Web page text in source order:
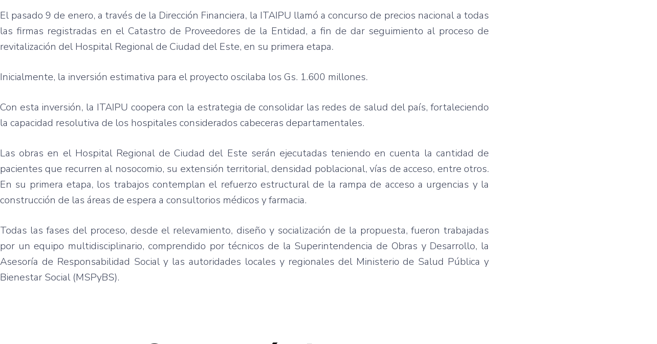
El pasado 9 de enero, a través de la Dirección Financiera, la ITAIPU llamó a concurso de precios nacional a todas
las firmas registradas en el Catastro de Proveedores de la Entidad, a fin de dar seguimiento al proceso de
revitalización del Hospital Regional de Ciudad del Este, en su primera etapa.
Inicialmente, la inversión estimativa para el proyecto oscilaba los Gs. 1.600 millones.
Con esta inversión, la ITAIPU coopera con la estrategia de consolidar las redes de salud del país, fortaleciendo
la capacidad resolutiva de los hospitales considerados cabeceras departamentales.
Las obras en el Hospital Regional de Ciudad del Este serán ejecutadas teniendo en cuenta la cantidad de
pacientes que recurren al nosocomio, su extensión territorial, densidad poblacional, vías de acceso, entre otros.
En su primera etapa, los trabajos contemplan el refuerzo estructural de la rampa de acceso a urgencias y la
construcción de las áreas de espera a consultorios médicos y farmacia.
Todas las fases del proceso, desde el relevamiento, diseño y socialización de la propuesta, fueron trabajadas
por un equipo multidisciplinario, comprendido por técnicos de la Superintendencia de Obras y Desarrollo, la
Asesoría de Responsabilidad Social y las autoridades locales y regionales del Ministerio de Salud Pública y
Bienestar Social (MSPyBS).